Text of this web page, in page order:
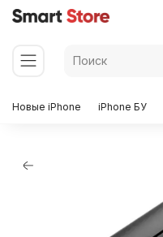
Новые iPhone iPhone БУ